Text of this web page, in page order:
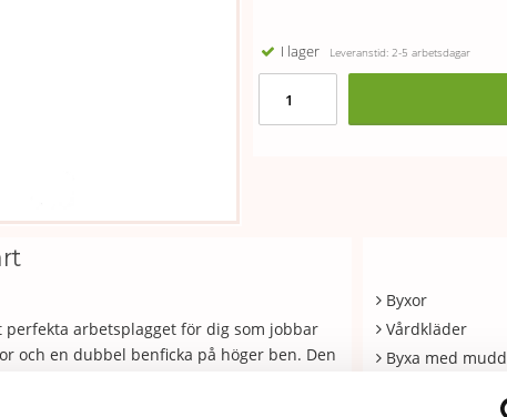
I lager Leveranstid: 2-5 arbetsdagar
arbetsplagget för dig som jobbar
och en dubbel benficka på höger ben. Den
passform. I benslutet finns en mjuk och
% bomull.
Byxor
Vårdkläder
Byxa med mudd